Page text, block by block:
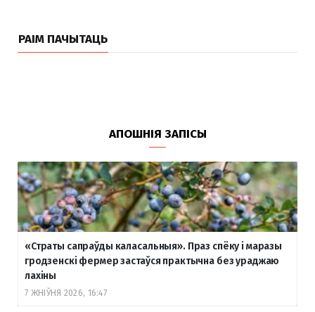
РАІМ ПАЧЫТАЦЬ
АПОШНІЯ ЗАПІСЫ
«Страты сапраўды каласальныя». Праз спёку і маразы
гродзенскі фермер застаўся практычна без ураджаю
лахіны
7 ЖНІЎНЯ 2026, 16:47